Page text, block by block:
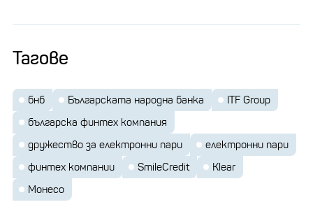
Тагове
бнб Българската народна банка
ITF Group
българска финтех компания
дружество за електронни пари
електронни пари
финтех компании
SmileCredit
Klear
Монесо